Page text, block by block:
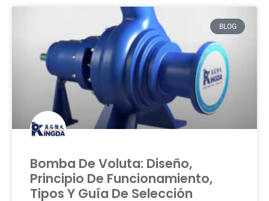
BLOG
Bomba De Voluta: Diseño,
Principio De Funcionamiento,
Tipos Y Guía De Selección